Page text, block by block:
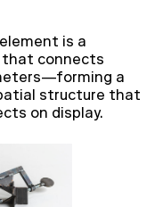
is a
that connects
a
structure that
on display.